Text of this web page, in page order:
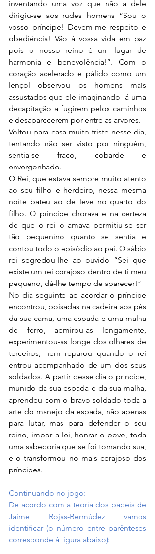
inventando uma voz que não a dele
dirigiu-se aos rudes homens “Sou o
vosso príncipe! Devem-me respeito e
obediência! Vão à vossa vida em paz
pois o nosso reino é um lugar de
harmonia e benevolência!”. Com o
coração acelerado e pálido como um
lençol observou os homens mais
assustados que ele imaginando já uma
decapitação a fugirem pelos caminhos
e desaparecerem por entre as árvores.
Voltou para casa muito triste nesse dia,
tentando não ser visto por ninguém,
sentia-se fraco, cobarde e
envergonhado.
O Rei, que estava sempre muito atento
ao seu filho e herdeiro, nessa mesma
noite bateu ao de leve no quarto do
filho. O príncipe chorava e na certeza
de que o rei o amava permitiu-se ser
tão pequenino quanto se sentia e
contou todo o episódio ao pai. O sábio
rei segredou-lhe ao ouvido “Sei que
existe um rei corajoso dentro de ti meu
pequeno, dá-lhe tempo de aparecer!”
No dia seguinte ao acordar o príncipe
encontrou, poisadas na cadeira aos pés
da sua cama, uma espada e uma malha
de ferro, admirou-as longamente,
experimentou-as longe dos olhares de
terceiros, nem reparou quando o rei
entrou acompanhado de um dos seus
soldados. A partir desse dia o príncipe,
munido da sua espada e da sua malha,
aprendeu com o bravo soldado toda a
arte do manejo da espada, não apenas
para lutar, mas para defender o seu
reino, impor a lei, honrar o povo, toda
uma sabedoria que se foi tornando sua,
e o transformou no mais corajoso dos
príncipes.
Continuando no jogo:
De acordo com a teoria dos papeis de
Jaime Rojas-Bermúdez vamos
identificar (o número entre parênteses
corresponde à figura abaixo):